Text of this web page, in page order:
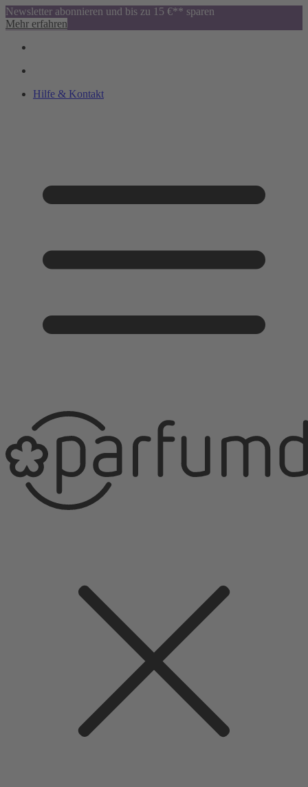
Newsletter abonnieren und bis zu 15 €** sparen
Mehr erfahren
Hilfe & Kontakt